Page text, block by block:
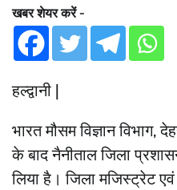
खबर शेयर करें -
हल्द्वानी |
भारत मौसम विज्ञान विभाग,
के बाद नैनीताल जिला
लिया है। जिला मजिस्ट्रेट